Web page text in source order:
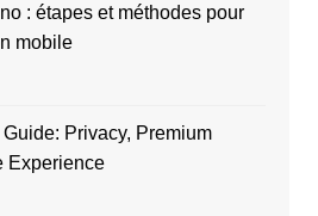
: étapes et méthodes pour
mobile
Privacy, Premium
Experience